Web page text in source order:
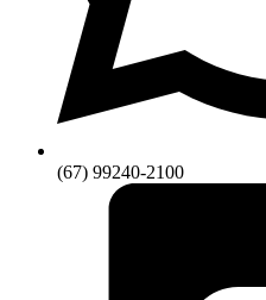
(67) 99240-2100